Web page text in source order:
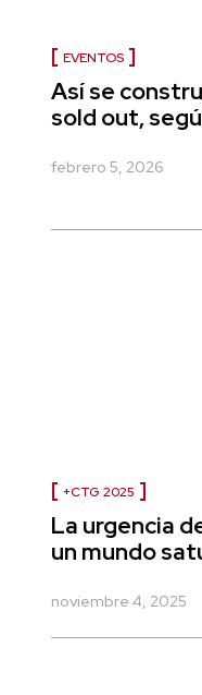
EVENTOS
Así se
sold out,
febrero 5, 2026
+CTG 2025
La urgencia
un mundo
noviembre 4, 2025